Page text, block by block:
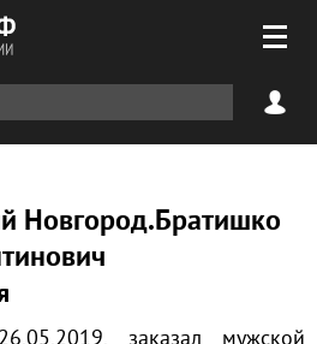
Новгород.Братишко